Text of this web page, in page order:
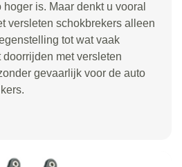
is. Maar denkt u vooral
versleten schokbrekers alleen
tot wat vaak
met versleten
gevaarlijk voor de auto